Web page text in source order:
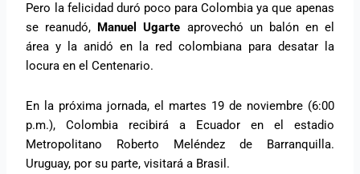
Pero la felicidad duró poco para Colombia ya que apenas
se reanudó,
Manuel Ugarte aprovechó un balón en el
área y la anidó en la red colombiana para desatar la
locura en el Centenario.
En la próxima jornada, el martes 19 de noviembre (6:00
p.m.), Colombia recibirá a Ecuador en el estadio
Metropolitano Roberto Meléndez de Barranquilla.
Uruguay, por su parte, visitará a Brasil.